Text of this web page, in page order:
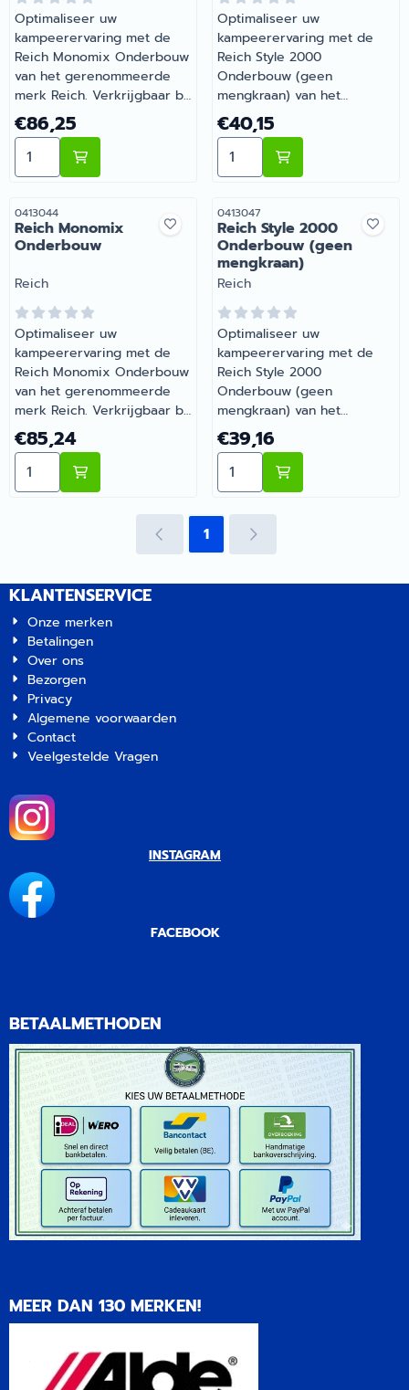
Optimaliseer uw
kampeerervaring met de
Reich Monomix Onderbouw
van het gerenommeerde
merk Reich. Verkrijgbaar bij
Barsema Recreatie, uw
specialist in caravan- en
camperaccessoires. Wij
staan garant voor kwaliteit
onderweg.
Prijs: 86,25
€86,25
Aantal kiezen voor Reich Monomix Onderbouw
Optimaliseer uw
kampeerervaring met de
Reich Style 2000
Onderbouw (geen
mengkraan) van het
gerenommeerde merk
Reich. Verkrijgbaar bij
Barsema Recreatie, uw
specialist in caravan- en
staan garant voor kwaliteit
en duurzaamheid
onderweg. | Artikelnummer
0413047B
Prijs: 40,15
€40,15
Aantal kiezen voor Reich
Artikelnummer
0413044
Reich Monomix
Onderbouw
Merk:
Reich
Optimaliseer uw
kampeerervaring met de
Reich Monomix Onderbouw
van het gerenommeerde
merk Reich. Verkrijgbaar bij
Barsema Recreatie, uw
specialist in caravan- en
camperaccessoires. Wij
staan garant voor kwaliteit
onderweg. | Artikelnummer
Prijs: 85,24
€85,24
Aantal kiezen voor Reich Monomix Onderbouw
Artikelnummer
0413047
Reich Style 2000
Onderbouw (geen
mengkraan)
Merk:
Reich
Optimaliseer uw
kampeerervaring met de
Reich Style 2000
Onderbouw (geen
mengkraan) van het
gerenommeerde merk
Reich. Verkrijgbaar bij
Barsema Recreatie, uw
specialist in caravan- en
staan garant voor kwaliteit
en duurzaamheid
0413047
Prijs: 39,16
€39,16
Aantal kiezen voor Reich
1
KLANTENSERVICE
Onze merken
Betalingen
Over ons
Bezorgen
Privacy
Algemene voorwaarden
Contact
Veelgestelde Vragen
INSTAGRAM
FACEBOOK
BETAALMETHODEN
MEER DAN 130 MERKEN!